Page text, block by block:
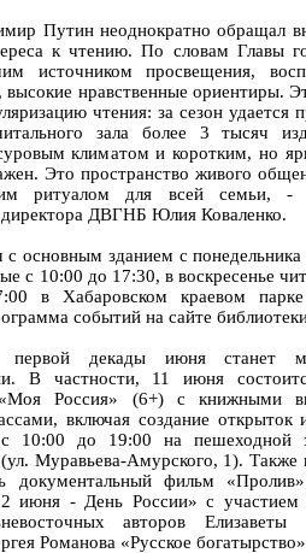
Путин неоднократно обращал
к чтению. По словам Главы
источником просвещения,
высокие нравственные ориентиры.
чтения: за сезон удается
зала более 3 тысяч
климатом и коротким, но
Это пространство живого
ритуалом для всей семьи, -
директора ДВГНБ Юлия Коваленко.
основным зданием с понедельника
с 10:00 до 17:30, в воскресенье
в Хабаровском краевом
событий на сайте
первой декады июня станет
В частности, 11 июня
Россия» (6+) с книжными
включая создание открыток
10:00 до 19:00 на пешеходной
Муравьева-Амурского, 1). Также
документальный фильм
июня - День России» с участием
авторов Елизаветы
Романова «Русское